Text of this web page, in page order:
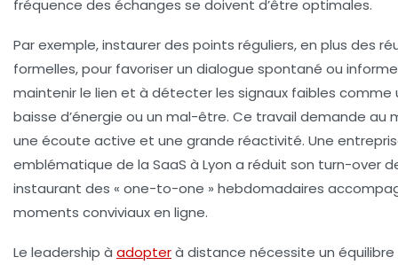
fréquence des échanges se doivent d’être optimales.
Par exemple, instaurer des points réguliers, en plus des
formelles, pour favoriser un dialogue spontané ou
maintenir le lien et à détecter les signaux faibles comme
baisse d’énergie ou un mal-être. Ce travail demande au
une écoute active et une grande réactivité. Une
emblématique de la SaaS à Lyon a réduit son turn-over
instaurant des « one-to-one » hebdomadaires
moments conviviaux en ligne.
Le leadership à adopterà distance nécessite un équilibre